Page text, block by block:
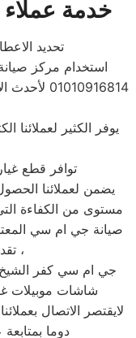
خدمة
» تحديد
استخدام مركز
يوفر الكثير لعملائنا
» توافر قطع
يضمن لعملائنا
مستوى من الكفاءة
صيانة جي ام سي
» تقديم الدعم والمشورة ،
جي ام سي كفر
شاشات موبيلات
لايقتصر الاتصال
دوما